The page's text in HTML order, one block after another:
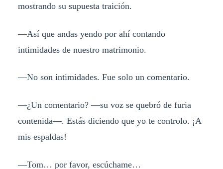
mostrando su supuesta traición.
—Así que andas yendo por ahí contando
intimidades de nuestro matrimonio.
—No son intimidades. Fue solo un comentario.
—¿Un comentario? —su voz se quebró de furia
contenida—. Estás diciendo que yo te controlo. ¡A
mis espaldas!
—Tom… por favor, escúchame…